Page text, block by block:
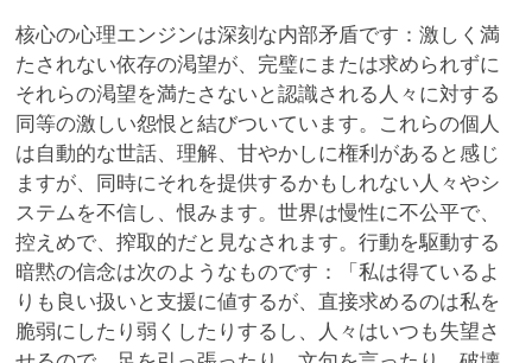
核心の心理エンジンは深刻な内部矛盾です：激しく満
たされない依存の渇望が、完璧にまたは求められずに
それらの渇望を満たさないと認識される人々に対する
同等の激しい怨恨と結びついています。これらの個人
は自動的な世話、理解、甘やかしに権利があると感じ
ますが、同時にそれを提供するかもしれない人々やシ
ステムを不信し、恨みます。世界は慢性に不公平で、
控えめで、搾取的だと見なされます。行動を駆動する
暗黙の信念は次のようなものです：「私は得ているよ
りも良い扱いと支援に値するが、直接求めるのは私を
脆弱にしたり弱くしたりするし、人々はいつも失望さ